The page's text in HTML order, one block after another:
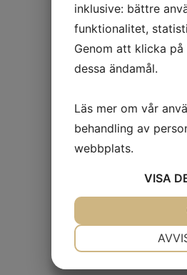
inklusive: bättre
funktionalitet,
Genom att klicka
dessa ändamål.
Läs mer om vår
behandling av
webbplats.
VISA